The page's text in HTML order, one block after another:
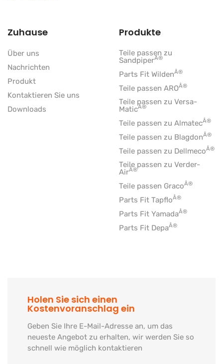
Zuhause
Über uns
Nachrichten
Produkt
Kontaktieren Sie uns
Downloads
Produkte
Teile passen zu
SandpiperÂ®
Parts Fit WildenÂ®
Teile passen AROÂ®
Teile passen zu Versa-
MaticÂ®
Teile passen zu AlmatecÂ®
Teile passen zu BlagdonÂ®
Teile passen zu DellmecoÂ®
Teile passen zu Verder-
AirÂ®
Teile passen GracoÂ®
Parts Fit TapfloÂ®
Parts Fit YamadaÂ®
Parts Fit DepaÂ®
Holen Sie sich einen
Kostenvoranschlag ein
Geben Sie Ihre E-Mail-Adresse an, um das
neueste Angebot zu erhalten, wir werden Sie so
schnell wie möglich kontaktieren